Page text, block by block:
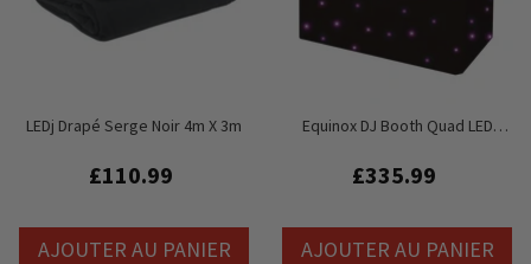
LEDj Drapé Serge Noir 4m X 3m
£110.99
AJOUTER AU PANIER
Equinox DJ Booth Quad LED
£335.99
AJOUTER AU PANIER